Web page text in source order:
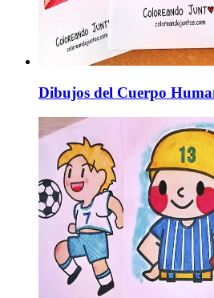
Dibujos del Cuerpo